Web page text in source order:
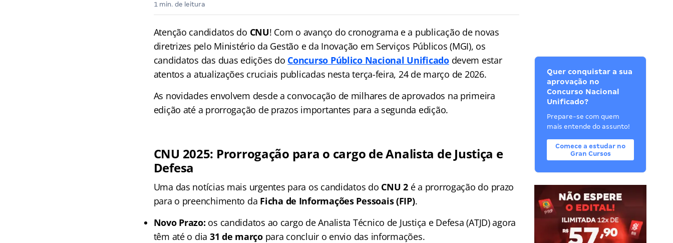
1 min. de leitura
Atenção candidatos do CNU! Com o avanço do cronograma e a publicação de novas
diretrizes pelo Ministério da Gestão e da Inovação em Serviços Públicos (MGI), os
candidatos das duas edições do Concurso Público Nacional Unificadodevem estar
atentos a atualizações cruciais publicadas nesta terça-feira, 24 de março de 2026.
As novidades envolvem desde a convocação de milhares de aprovados na primeira
edição até a prorrogação de prazos importantes para a segunda edição.
CNU 2025: Prorrogação para o cargo de Analista de Justiça e
Defesa
Uma das notícias mais urgentes para os candidatos do CNU 2é a prorrogação do prazo
para o preenchimento da Ficha de Informações Pessoais (FIP).
Novo Prazo: os candidatos ao cargo de Analista Técnico de Justiça e Defesa (ATJD) agora
têm até o dia 31 de marçopara concluir o envio das informações.
Quer conquistar a sua
aprovação no
Concurso Nacional
Unificado?
Prepare-se com quem
mais entende do assunto!
Comece a estudar no
Gran Cursos